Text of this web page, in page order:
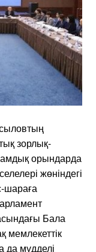
зорлық-
орындарда
жөніндегі
шараға
Бала
мемлекеттік
мүдделі